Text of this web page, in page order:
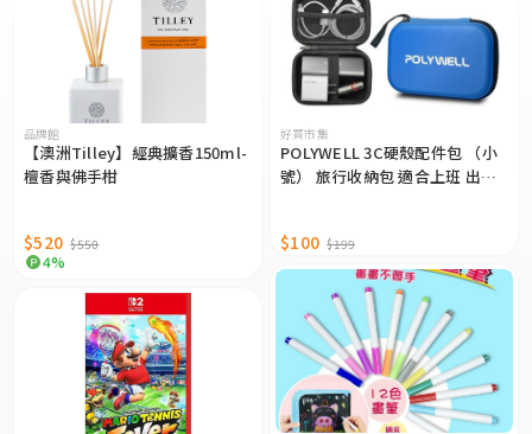
品牌館
【澳洲Tilley】經典擴香150ml-
檀香與佛手柑
$520 $550
4%
好買市集
POLYWELL 3C硬殼配件包 （小
號） 旅行收納包 適合上班 出差
$100 $199